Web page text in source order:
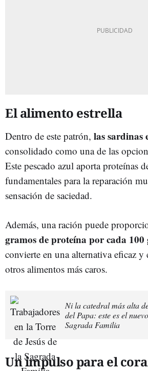
El alimento estrella
Dentro de este patrón, las sardinas
consolidado como una de las
Este pescado azul aporta proteínas
fundamentales para la reparación
sensación de saciedad.
Además, una ración puede
gramos de proteína por cada 100
convierte en una alternativa eficaz y
otros alimentos más caros.
Ni la catedral más alta
del Papa: este es el
Sagrada Familia
Un impulso para el